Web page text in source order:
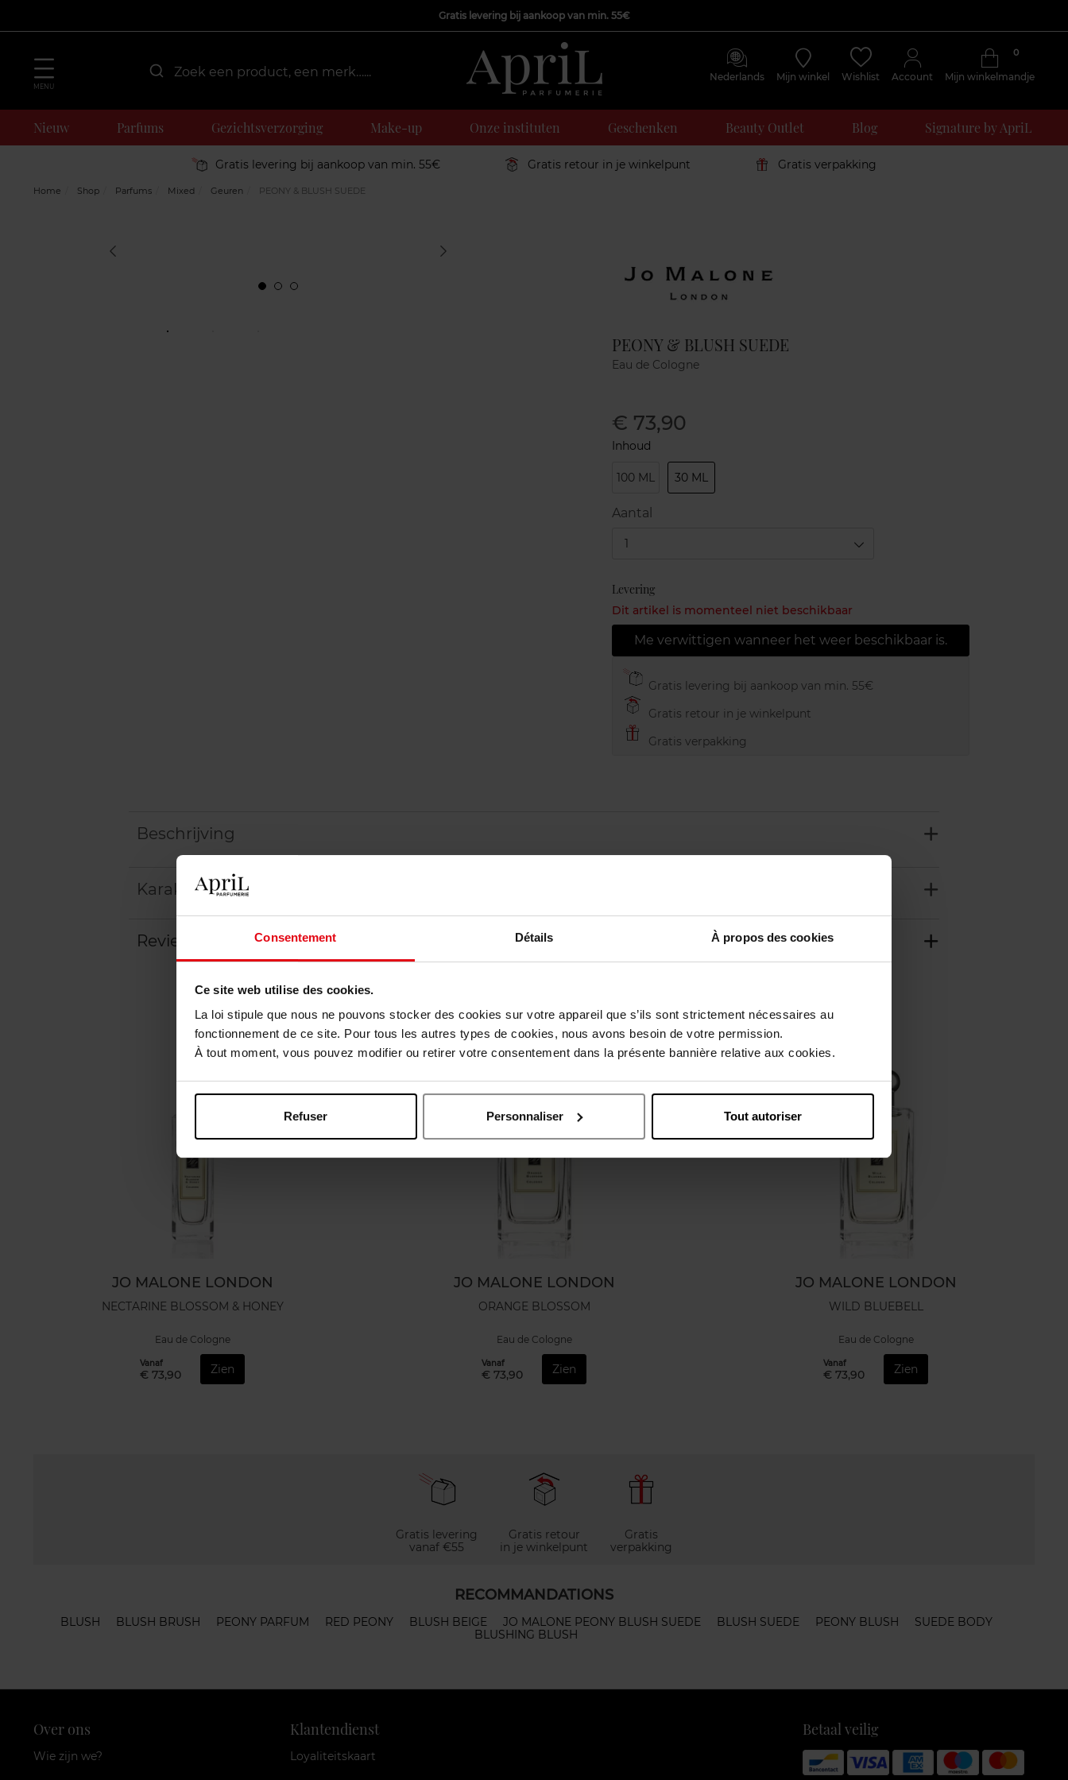
Consentement Détails À propos des cookies
Ce site web utilise des cookies.
La loi stipule que nous ne pouvons stocker des cookies sur votre appareil que s’ils sont strictement nécessaires au
fonctionnement de ce site. Pour tous les autres types de cookies, nous avons besoin de votre permission.
À tout moment, vous pouvez modifier ou retirer votre consentement dans la présente bannière relative aux cookies.
Refuser Personnaliser Tout autoriser
Gratis levering bij aankoop van min. 55€
MENU
Nederlands Mijn winkel Wishlist Account Mijn winkelmandje
0
Nieuw Parfums Gezichtsverzorging Make-up Onze instituten Geschenken Beauty Outlet Blog Signature by ApriL
Gratis levering bij aankoop van min. 55€ Gratis retour in je winkelpunt Gratis verpakking
Home Shop Parfums Mixed Geuren PEONY & BLUSH SUEDE
PEONY & BLUSH SUEDE
Eau de Cologne
€ 73,90
Inhoud
100 ML 30 ML
Aantal
1
Levering
Dit artikel is momenteel niet beschikbaar
Me verwittigen wanneer het weer beschikbaar is.
Gratis levering bij aankoop van min. 55€
Gratis retour in je winkelpunt
Gratis verpakking
Beschrijving
Karakteristieken
Review Beleid inzake klantbeoordelingen
JO MALONE LONDON
NECTARINE BLOSSOM & HONEY
Eau de Cologne
Vanaf
€ 73,90 Zien
JO MALONE LONDON
ORANGE BLOSSOM
Eau de Cologne
Vanaf
€ 73,90 Zien
JO MALONE LONDON
WILD BLUEBELL
Eau de Cologne
Vanaf
€ 73,90 Zien
Gratis levering
vanaf €55
Gratis retour
in je winkelpunt
Gratis
verpakking
RECOMMANDATIONS
BLUSH BLUSH BRUSH PEONY PARFUM RED PEONY BLUSH BEIGE JO MALONE PEONY BLUSH SUEDE BLUSH SUEDE PEONY BLUSH
SUEDE BODY
BLUSHING BLUSH
Over ons
Wie zijn we?
Klantendienst
Loyaliteitskaart
Betaal veilig